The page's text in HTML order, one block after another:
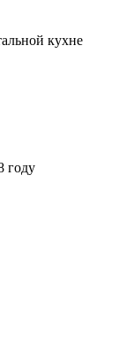
кухне
году